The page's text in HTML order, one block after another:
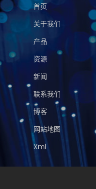
首页
关于我们
产品
资源
新闻
联系我们
博客
网站地图
Xml